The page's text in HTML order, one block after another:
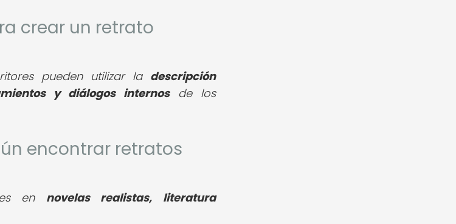
crear un retrato
pueden utilizar la descripción
y diálogos internosde los
encontrar retratos
en novelas realistas, literatura